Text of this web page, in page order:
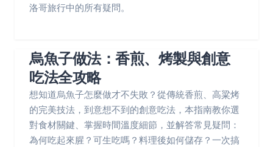
洛哥旅行中的所有疑問。
烏魚子做法：香煎、烤製與創意
吃法全攻略
想知道烏魚子怎麼做才不失敗？從傳統香煎、高粱烤
的完美技法，到意想不到的創意吃法，本指南教你選
對食材關鍵、掌握時間溫度細節，並解答常見疑問：
為何吃起來腥？可生吃嗎？料理後如何儲存？一次搞